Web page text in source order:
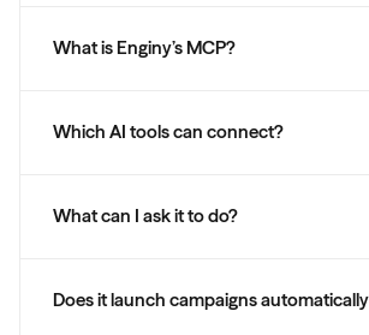
What is Enginy’s MCP?
Which AI tools can connect?
What can I ask it to do?
Does it launch campaigns